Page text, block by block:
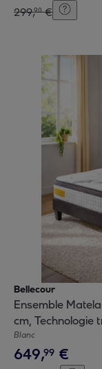
299,90 €
Bellecour
Ensemble
cm, Technologie
Optimale
Blanc
649,99 €